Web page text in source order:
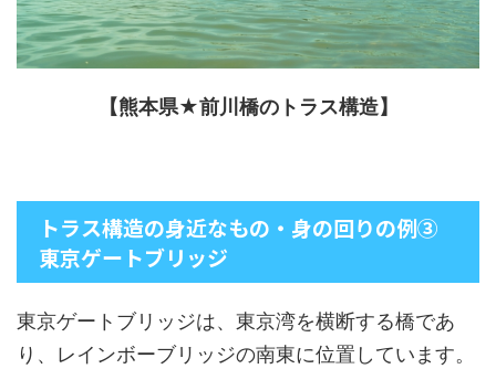
【熊本県★前川橋のトラス構造】
トラス構造の身近なもの・身の回りの例③
東京ゲートブリッジ
東京ゲートブリッジは、東京湾を横断する橋であ
り、レインボーブリッジの南東に位置しています。